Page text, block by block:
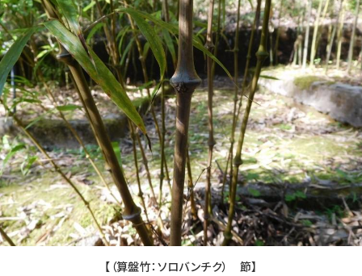
【（算盤竹：ソロバンチク） 節】